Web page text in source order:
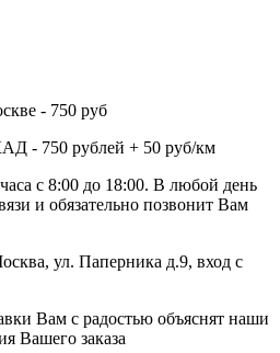
- 750 руб
- 750 рублей + 50 руб/км
с 8:00 до 18:00. В любой день
и обязательно позвонит Вам
ул. Паперника д.9, вход с
Вам с радостью объяснят наши
Вашего заказа